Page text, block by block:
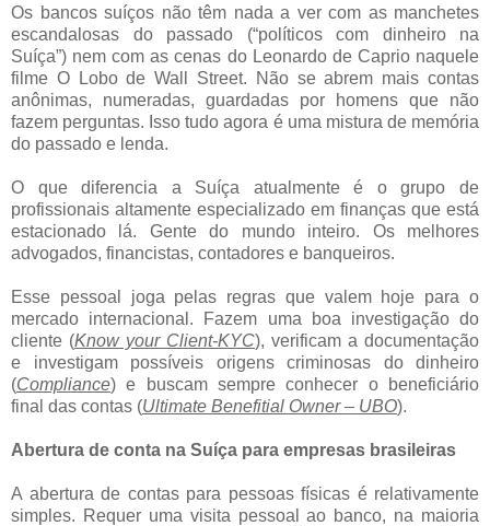
Os bancos suíços não têm nada a ver com as manchetes
escandalosas do passado (“políticos com dinheiro na
Suíça”) nem com as cenas do Leonardo de Caprio naquele
filme O Lobo de Wall Street. Não se abrem mais contas
anônimas, numeradas, guardadas por homens que não
fazem perguntas. Isso tudo agora é uma mistura de memória
do passado e lenda.
O que diferencia a Suíça atualmente é o grupo de
profissionais altamente especializado em finanças que está
estacionado lá. Gente do mundo inteiro. Os melhores
advogados, financistas, contadores e banqueiros.
Esse pessoal joga pelas regras que valem hoje para o
mercado internacional. Fazem uma boa investigação do
cliente (Know your Client-KYC), verificam a documentação
e investigam possíveis origens criminosas do dinheiro
(Compliance) e buscam sempre conhecer o beneficiário
final das contas (Ultimate Benefitial Owner – UBO).
Abertura de conta na Suíça para empresas brasileiras
A abertura de contas para pessoas físicas é relativamente
simples. Requer uma visita pessoal ao banco, na maioria